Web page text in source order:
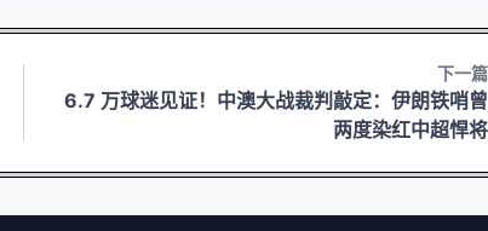
下一篇
6.7 万球迷见证！中澳大战裁判敲定：伊朗铁哨曾
两度染红中超悍将